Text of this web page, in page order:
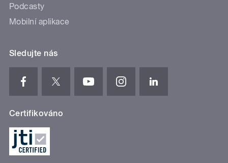
Podcasty
Mobilní aplikace
Sledujte nás
Certifikováno